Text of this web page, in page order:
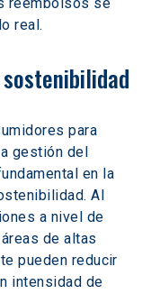
real.
para
gestión del
en la
Al
a nivel de
de altas
pueden reducir
intensidad de